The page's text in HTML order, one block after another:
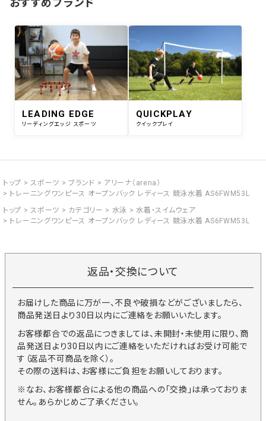
LEADING EDGE
リーディングエッジ スポーツ
QUICKPLAY
クイックプレイ
トップ スポーツ ブランド
アリーナ（arena）
トレーニングワンピース オープンバック レディース 競泳水着 AS6FWM53L
トップ
スポーツ カテゴリー 水泳
水着・スイムウェア
トレーニングワンピース オープンバック レディース 競泳水着 AS6FWM53L
返品・交換について
お届けした商品に万が一、不良や破損などがございましたら、
商品発送日より30日以内にご連絡をお願いいたします。
お客様都合での返品につきましては、未開封・未使用に限り、商
品発送日より30日以内にご連絡をいただければお受け可能で
す（返品不可商品を除く）。
その際の送料は、お客様にご負担をお願いしております。
※なお、お客様都合による他の商品への「交換」は承っておりま
せん。あらかじめご了承ください。